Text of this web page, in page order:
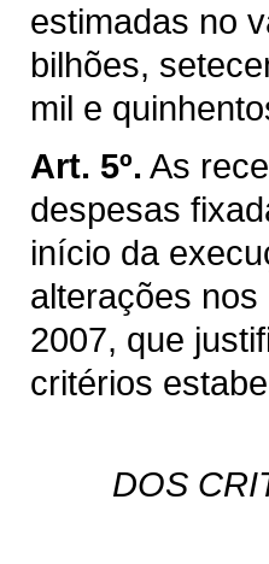
estimadas no
bilhões,
mil e
Art. 5º. As
despesas
início da
alterações
2007, que
critérios
DOS